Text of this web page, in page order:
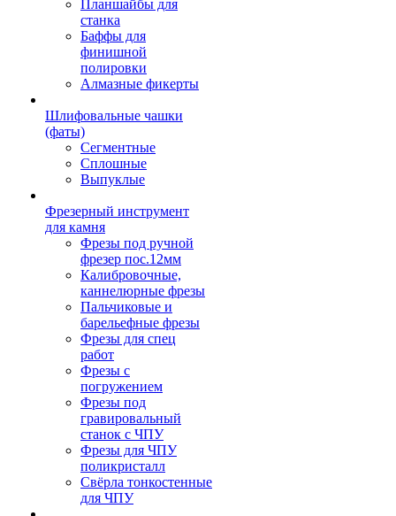
Планшайбы для
станка
Баффы для
финишной
полировки
Алмазные фикерты
Шлифовальные чашки
(фаты)
Сегментные
Сплошные
Выпуклые
Фрезерный инструмент
для камня
Фрезы под ручной
фрезер пос.12мм
Калибровочные,
каннелюрные фрезы
Пальчиковые и
барельефные фрезы
Фрезы для спец
работ
Фрезы с
погружением
Фрезы под
гравировальный
станок с ЧПУ
Фрезы для ЧПУ
поликристалл
Свёрла тонкостенные
для ЧПУ